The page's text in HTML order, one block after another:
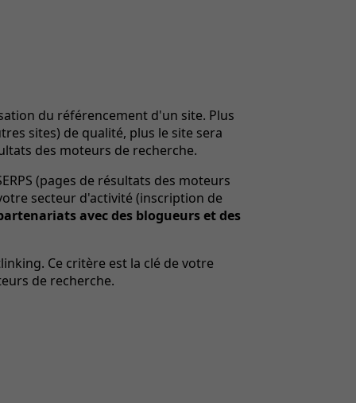
du référencement d'un site. Plus
sites) de qualité, plus le site sera
des moteurs de recherche.
(pages de résultats des moteurs
secteur d'activité (inscription de
avec des blogueurs et des
Ce critère est la clé de votre
de recherche.